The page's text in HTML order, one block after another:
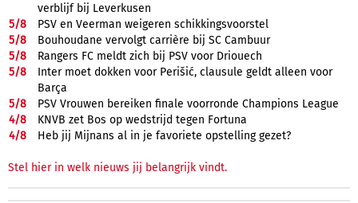
verblijf bij Leverkusen
5/8
PSV en Veerman weigeren schikkingsvoorstel
5/8
Bouhoudane vervolgt carrière bij SC Cambuur
5/8
Rangers FC meldt zich bij PSV voor Driouech
5/8
Inter moet dokken voor Perišić, clausule geldt alleen voor
Barça
5/8
PSV Vrouwen bereiken finale voorronde Champions League
4/8
KNVB zet Bos op wedstrijd tegen Fortuna
4/8 Heb jij Mijnans al in je favoriete opstelling gezet?
Stel hier in welk nieuws jij belangrijk vindt.